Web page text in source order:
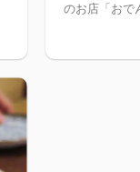
のお店「おで